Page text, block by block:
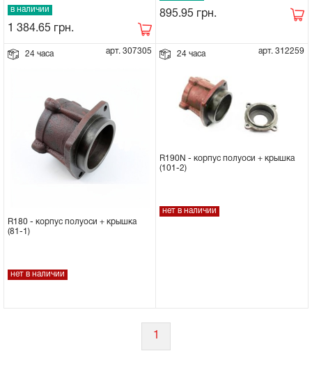
в наличии
1 384.65 грн.
895.95 грн.
24 часа арт. 307305
R180 - корпус полуоси + крышка
(81-1)
нет в наличии
24 часа арт. 312259
R190N - корпус полуоси + крышка
(101-2)
нет в наличии